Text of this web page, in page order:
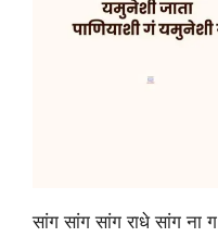
सांग सांग सांग राधे सांग ना ग